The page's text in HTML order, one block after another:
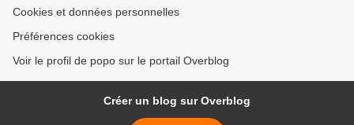
Cookies et données personnelles
Préférences cookies
Voir le profil de popo sur le portail Overblog
Créer un blog sur Overblog